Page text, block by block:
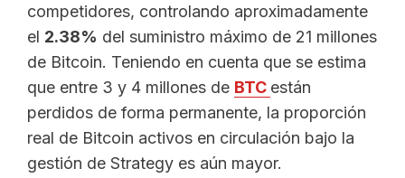
competidores, controlando aproximadamente
el 2.38% del suministro máximo de 21 millones
de Bitcoin. Teniendo en cuenta que se estima
que entre 3 y 4 millones de BTC están
perdidos de forma permanente, la proporción
real de Bitcoin activos en circulación bajo la
gestión de Strategy es aún mayor.